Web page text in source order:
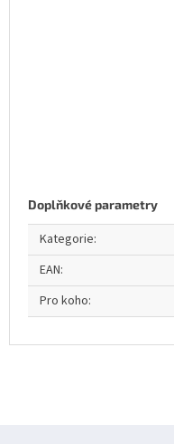
Doplňkové parametry
Kategorie:
EAN:
Pro koho: